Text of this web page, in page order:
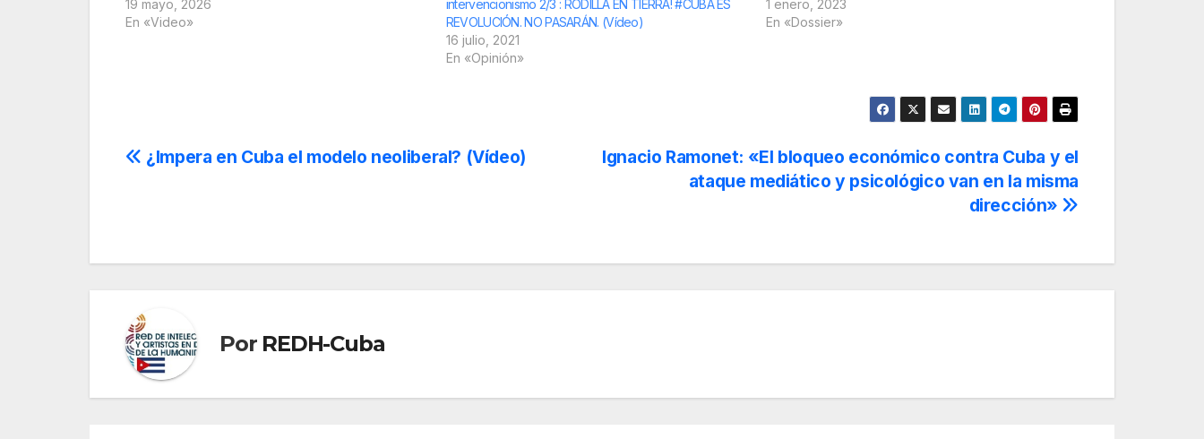
19 mayo, 2026
En «Video»
intervencionismo 2/3 : RODILLA EN TIERRA! #CUBA ES
REVOLUCIÓN. NO PASARÁN. (Vídeo)
16 julio, 2021
En «Opinión»
1 enero, 2023
En «Dossier»
Navegación
Ignacio Ramonet: «El bloqueo económico contra Cuba y el
ataque mediático y psicológico van en la misma
dirección»
¿Impera en Cuba el modelo neoliberal? (Vídeo)
Por REDH-Cuba